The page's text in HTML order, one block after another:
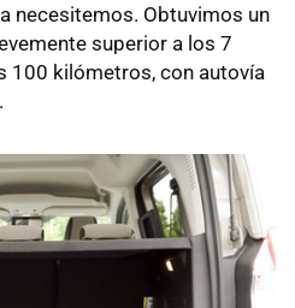
necesitemos. Obtuvimos un
superior a los 7
100 kilómetros, con autovía